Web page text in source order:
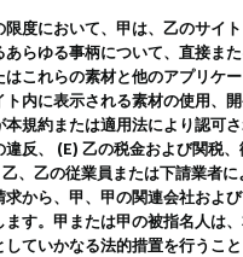
度において、甲は、乙のサイ
らゆる事柄について、直接ま
はこれらの素材と他のアプリ
内に表示される素材の使用、
規約または適用法により認可
反、 (E) 乙の税金および関税
、乙の従業員または下請業者
から、甲、甲の関連会社およ
す。甲または甲の被指名人は
ていかなる法的措置を行うこ